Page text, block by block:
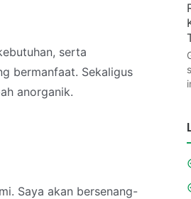
serta
bermanfaat. Sekaligus
anorganik.
Saya akan bersenang-